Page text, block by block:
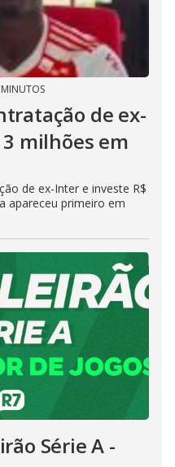
de ex-
milhões em
de ex-Inter e investe R$
apareceu primeiro em
Série A -